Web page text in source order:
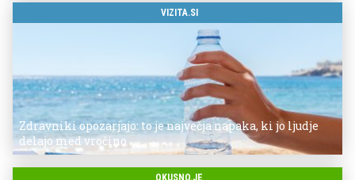
VIZITA.SI
Zdravniki opozarjajo: to je največja napaka, ki jo ljudje
delajo med vročino